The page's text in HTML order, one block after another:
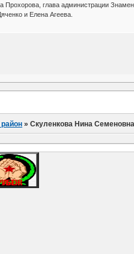
Прохорова, глава администрации
и Елена Агеева.
»Скуленкова Нина Семеновна